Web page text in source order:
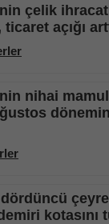
çelik
açığı
nihai
kotasını